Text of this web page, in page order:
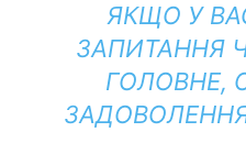
ЯКЩО У
ЗАПИТАННЯ
ГОЛОВНЕ,